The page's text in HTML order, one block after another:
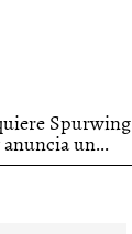
Spurwing
un...